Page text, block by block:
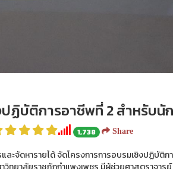
ปฏิบัติการอาชีพที่ 2 สำหรับนั
1,738 Share
ละจัดหารายได้ จัดโครงการการอบรมเชิงปฏิบัติ